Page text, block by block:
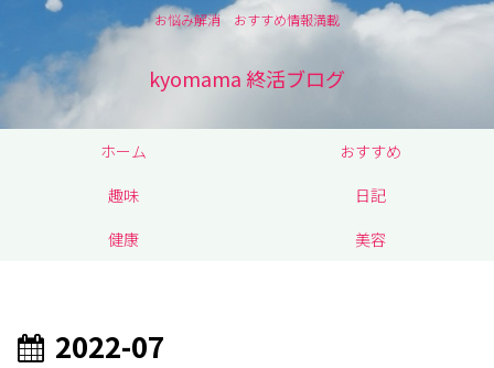
お悩み解消 おすすめ情報満載
kyomama 終活ブログ
ホーム
おすすめ
趣味
日記
健康
美容
2022-07